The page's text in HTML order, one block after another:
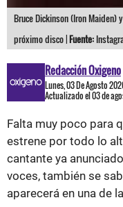
Bruce Dickinson (Iron
próximo disco |Fuente:
Redacción Oxigeno
Lunes, 03 De Agosto
Actualizado el 03 de
Falta muy poco para
estrene por todo lo
cantante ya
voces, también se
aparecerá en una de